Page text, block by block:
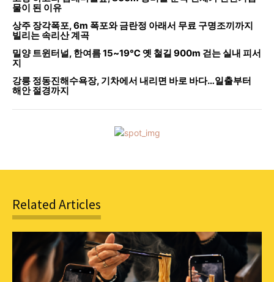
물이 된 이유
상주 장각폭포, 6m 폭포와 금란정 아래서 무료 구명조끼까지
빌리는 속리산 계곡
밀양 트윈터널, 한여름 15~19℃ 옛 철길 900m 걷는 실내 피서
지
강릉 정동진해수욕장, 기차에서 내리면 바로 바다…일출부터
해안 절경까지
Related Articles